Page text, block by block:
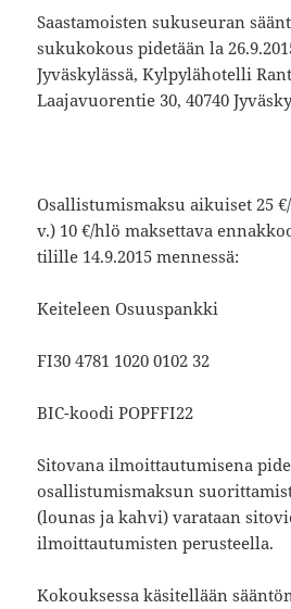
Saastamoisten sukuseuran
sukukokous pidetään la
Jyväskylässä, Kylpylähotelli
Laajavuorentie 30, 40740
Osallistumismaksu aikuiset 25
v.) 10 €/hlö maksettava
tilille 14.9.2015 mennessä:
Keiteleen Osuuspankki
FI30 4781 1020 0102 32
BIC-koodi POPFFI22
Sitovana ilmoittautumisena
osallistumismaksun
(lounas ja kahvi) varataan
ilmoittautumisten perusteella.
Kokouksessa käsitellään